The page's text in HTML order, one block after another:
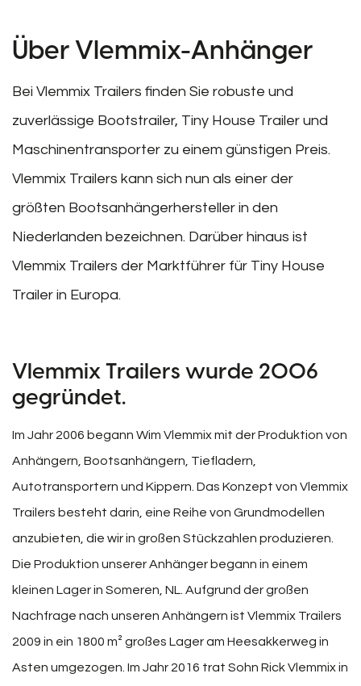
Über Vlemmix-Anhänger
Bei Vlemmix Trailers finden Sie robuste und
zuverlässige Bootstrailer, Tiny House Trailer und
Maschinentransporter zu einem günstigen Preis.
Vlemmix Trailers kann sich nun als einer der
größten Bootsanhängerhersteller in den
Niederlanden bezeichnen. Darüber hinaus ist
Vlemmix Trailers der Marktführer für Tiny House
Trailer in Europa.
Vlemmix Trailers wurde 2006
gegründet.
Im Jahr 2006 begann Wim Vlemmix mit der Produktion von
Anhängern, Bootsanhängern, Tiefladern,
Autotransportern und Kippern. Das Konzept von Vlemmix
Trailers besteht darin, eine Reihe von Grundmodellen
anzubieten, die wir in großen Stückzahlen produzieren.
Die Produktion unserer Anhänger begann in einem
kleinen Lager in Someren, NL. Aufgrund der großen
Nachfrage nach unseren Anhängern ist Vlemmix Trailers
2009 in ein 1800 m² großes Lager am Heesakkerweg in
Asten umgezogen. Im Jahr 2016 trat Sohn Rick Vlemmix in